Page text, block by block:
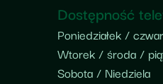
Dostępność
Poniedziałek /
Wtorek / środa /
Sobota / Niedziela